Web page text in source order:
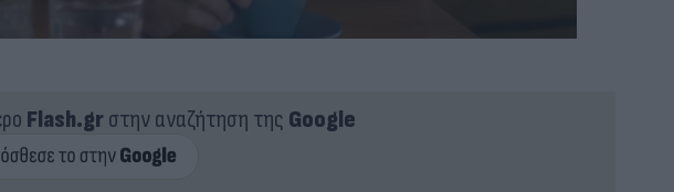
Flash.grστην αναζήτηση της Google